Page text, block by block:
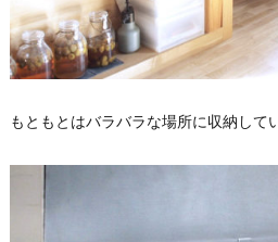
もともとはバラバラな場所に収納して